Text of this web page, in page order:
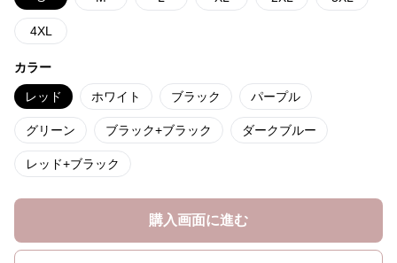
4XL
カラー
レッド ホワイト ブラック パープル
グリーン ブラック+ブラック ダークブルー
レッド+ブラック
購入画面に進む